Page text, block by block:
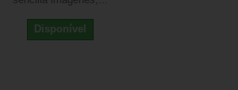
Disponível